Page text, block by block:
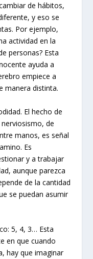
de hábitos,
y eso se
Por ejemplo,
actividad en la
personas? Esta
ayuda a
empiece a
manera distinta.
El hecho de
de
manos, es señal
Es
y a trabajar
aunque parezca
de la cantidad
se puedan asumir
5, 4, 3… Esta
en que cuando
hay que imaginar